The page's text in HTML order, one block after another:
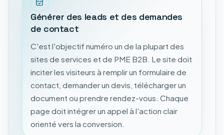
Générer des leads et des demandes
de contact
C'est l'objectif numéro un de la plupart des
sites de services et de PME B2B. Le site doit
inciter les visiteurs à remplir un formulaire de
contact, demander un devis, télécharger un
document ou prendre rendez-vous. Chaque
page doit intégrer un appel à l'action clair
orienté vers la conversion.